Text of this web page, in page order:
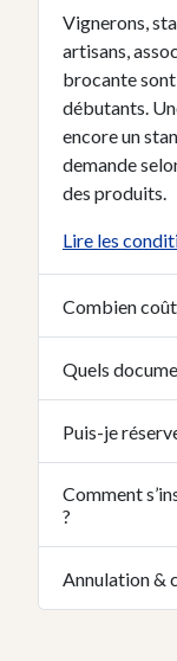
Vignerons,
artisans,
brocante
débutants.
encore un
demande
des produits.
Lire les
Combien
Quels
Puis-je
Comment
?
Annulation &